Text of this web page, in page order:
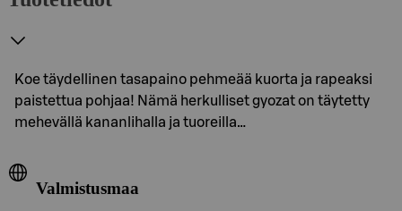
Koe täydellinen tasapaino pehmeää kuorta ja rapeaksi
paistettua pohjaa! Nämä herkulliset gyozat on täytetty
mehevällä kananlihalla ja tuoreilla…
Valmistusmaa